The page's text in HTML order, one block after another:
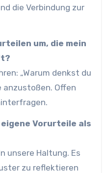
die Verbindung zur
um, die mein
„Warum denkst du
anzustoßen. Offen
eigene Vorurteile als
unsere Haltung. Es
zu reflektieren